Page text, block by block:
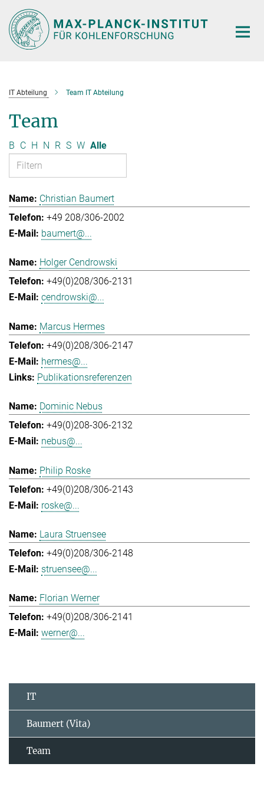
Hauptinhalt
IT Abteilung Team IT Abteilung
Team
B C H N R S W Alle
Christian Baumert
+49 208/306-2002
baumert@...
Holger Cendrowski
+49(0)208/306-2131
cendrowski@...
Marcus Hermes
+49(0)208/306-2147
hermes@...
Publikationsreferenzen
Dominic Nebus
+49(0)208-306-2132
nebus@...
Philip Roske
+49(0)208/306-2143
roske@...
Laura Struensee
+49(0)208/306-2148
struensee@...
Florian Werner
+49(0)208/306-2141
werner@...
IT
Baumert (Vita)
Team